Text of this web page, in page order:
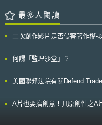
定數位平台透明性與公正性，促
與日俱增，數位廣告的數位平台
營運及改革基本方針」（経済財
因應新時代統整數位廣告市場規
上的媒體整合型廣告數位平台。
市場的垂直整合問題，同時強化消
最多人閱讀
二次創作影片是否侵害著作權-
何謂「監理沙盒」？
美國聯邦法院有關Defend
A片也要搞創意！具原創性之A